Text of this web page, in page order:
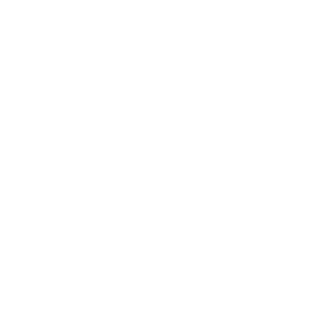
는 과실이 없는 경우에는 그러하지 아니합니다.
이지"의 회원재가입 승낙을 얻은 경우에는 예외로 한다.
방침을 정하여 이용자 권익 보호에 최선을 다하고 있습니다.
있는지 알려드립니다.
다」버튼을 클릭하면 개인정보 수집에 대해 동의한 것으로 봅니다.
않습니다.